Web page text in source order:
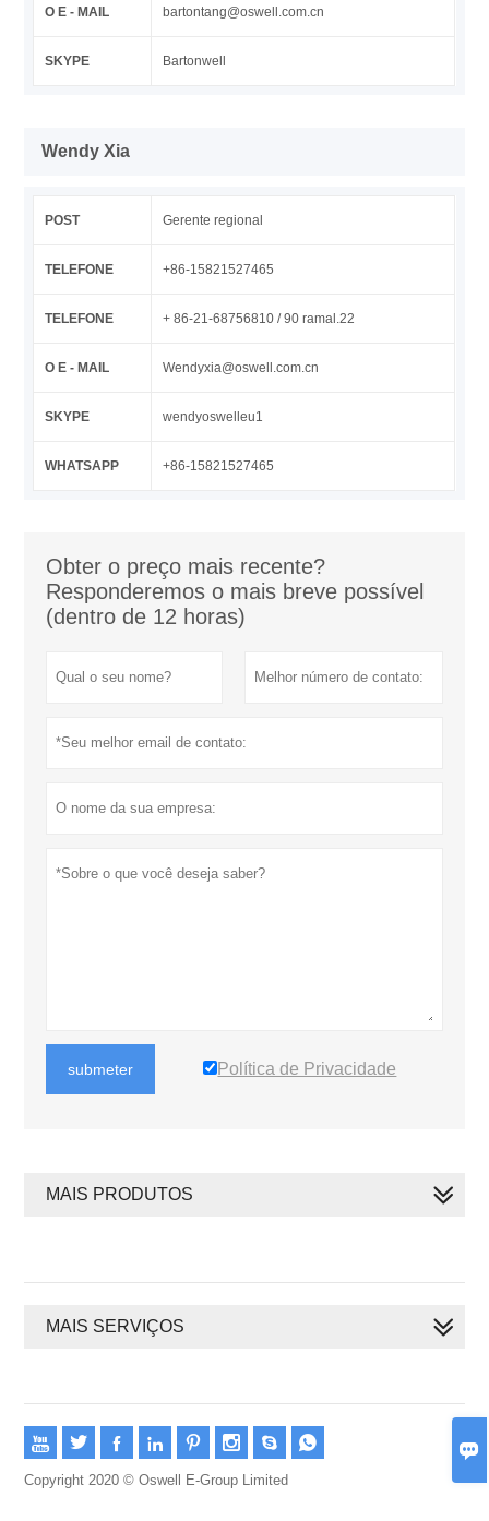

O E - MAIL bartontang@oswell.com.cn
SKYPE Bartonwell
Wendy Xia
POST Gerente regional
TELEFONE +86-15821527465
TELEFONE + 86-21-68756810 / 90 ramal.22
O E - MAIL Wendyxia@oswell.com.cn
SKYPE wendyoswelleu1
WHATSAPP +86-15821527465
Obter o preço mais recente?
Responderemos o mais breve possível
(dentro de 12 horas)
submeter Política de Privacidade
MAIS PRODUTOS
MAIS SERVIÇOS
       
Copyright 2020 © Oswell E-Group Limited